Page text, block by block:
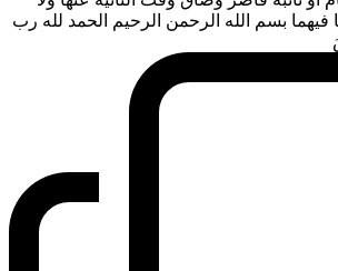
فيهما بسم الله الرحمن الرحيم الحمد لله رب